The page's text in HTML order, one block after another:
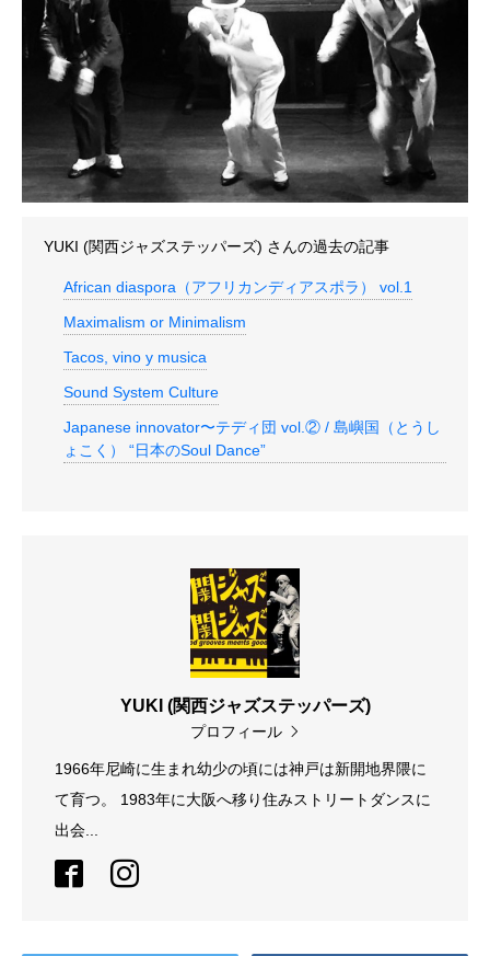
YUKI (関西ジャズステッパーズ) さんの過去の記事
African diaspora（アフリカンディアスポラ） vol.1
Maximalism or Minimalism
Tacos, vino y musica
Sound System Culture
Japanese innovator〜テディ団 vol.② / 島嶼国（とうし
ょこく） “日本のSoul Dance”
YUKI (関西ジャズステッパーズ)
プロフィール
1966年尼崎に生まれ幼少の頃には神戸は新開地界隈に
て育つ。 1983年に大阪へ移り住みストリートダンスに
出会...